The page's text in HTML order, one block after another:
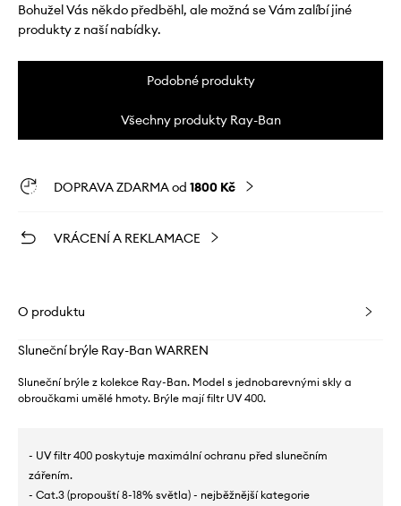
Bohužel Vás někdo předběhl, ale možná se Vám zalíbí jiné
produkty z naší nabídky.
Podobné produkty
Všechny produkty Ray-Ban
DOPRAVA ZDARMA od 1800 Kč
VRÁCENÍ A REKLAMACE
O produktu
Sluneční brýle Ray-Ban WARREN
Sluneční brýle z kolekce Ray-Ban. Model s jednobarevnými skly a
obroučkami umělé hmoty. Brýle mají filtr UV 400.
- UV filtr 400 poskytuje maximální ochranu před slunečním
zářením.
- Cat.3 (propouští 8-18% světla) - nejběžnější kategorie